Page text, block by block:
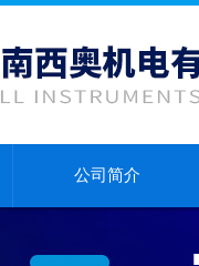
公司简介